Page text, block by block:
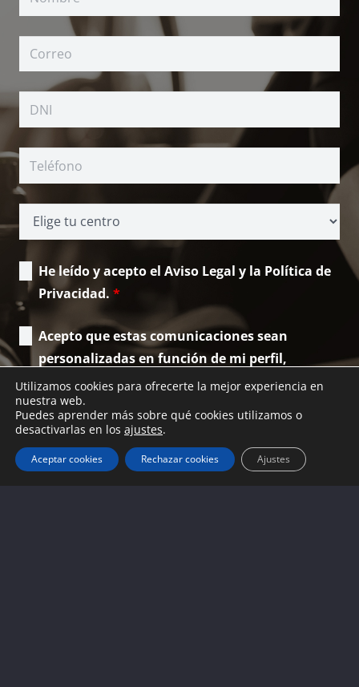
He leído y acepto el Aviso Legal y la Política de
Privacidad. *
Acepto que estas comunicaciones sean
personalizadas en función de mi perfil,
comportamiento y mis preferencias personales
*
Utilizamos cookies para ofrecerte la mejor experiencia en
nuestra web.
Puedes aprender más sobre qué cookies utilizamos o
desactivarlas en los ajustes.
Aceptar cookies Rechazar cookies Ajustes